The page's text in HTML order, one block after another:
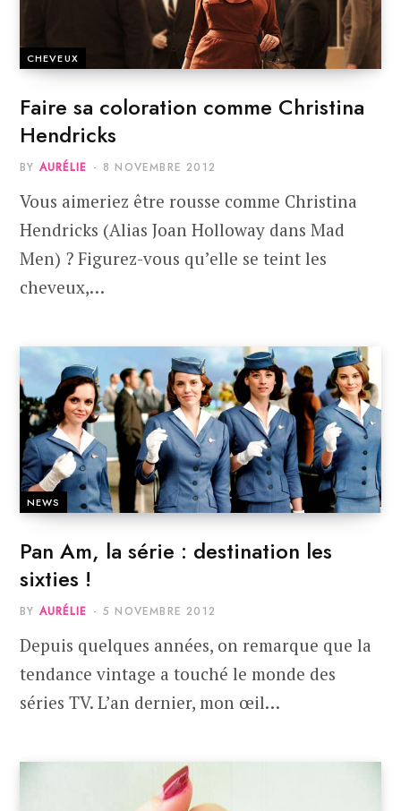
CHEVEUX
Faire sa coloration comme Christina
Hendricks
BY AURÉLIE 8 NOVEMBRE 2012
Vous aimeriez être rousse comme Christina
Hendricks (Alias Joan Holloway dans Mad
Men) ? Figurez-vous qu’elle se teint les
cheveux,…
NEWS
Pan Am, la série : destination les
sixties !
BY AURÉLIE 5 NOVEMBRE 2012
Depuis quelques années, on remarque que la
tendance vintage a touché le monde des
séries TV. L’an dernier, mon œil…